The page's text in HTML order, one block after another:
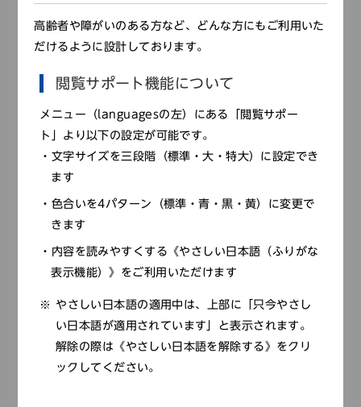
更新情報 2021.07.01
館長ブログを更新しました。
教員セミナー
高齢者や障がいのある方など、どんな方にもご利用いた
だけるように設計しております。
閲覧サポート機能について
メニュー（languagesの左）にある「閲覧サポー
ト」より以下の設定が可能です。
文字サイズを三段階（標準・大・特大）に設定でき
ます
色合いを4パターン（標準・青・黒・黄）に変更で
きます
内容を読みやすくする《やさしい日本語（ふりがな
表示機能）》をご利用いただけます
やさしい日本語の適用中は、上部に「只今やさし
い日本語が適用されています」と表示されます。
解除の際は《やさしい日本語を解除する》をクリ
ックしてください。